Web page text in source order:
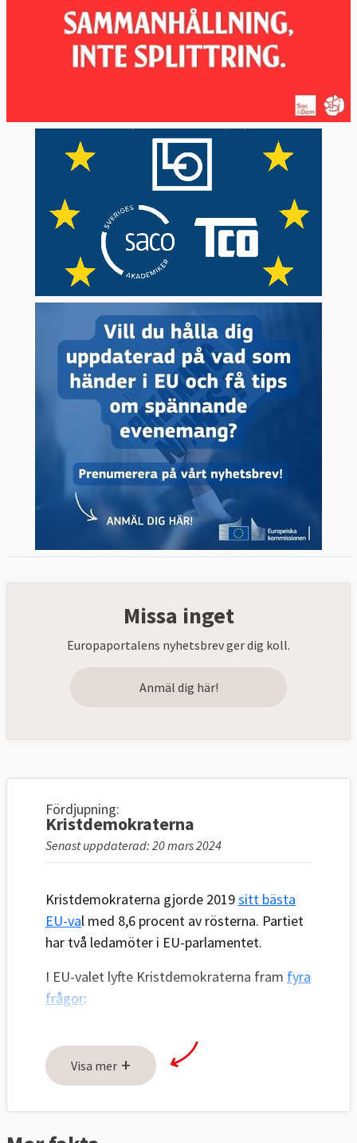
Missa inget
Europaportalens nyhetsbrev ger dig koll.
Anmäl dig här!
Fördjupning:
Kristdemokraterna
Senast uppdaterad: 20 mars 2024
Kristdemokraterna gjorde 2019sitt bästa
EU-val med 8,6 procent av rösterna. Partiet
har två ledamöter i EU-parlamentet.
I EU-valet lyfte Kristdemokraterna fram fyra
frågor:
EU ska hålla sig borta från
välfärdspolitiken
Nyligen antog EU regler om
föräldraförsäkringen, det är en sådan fråga
Visa mer +